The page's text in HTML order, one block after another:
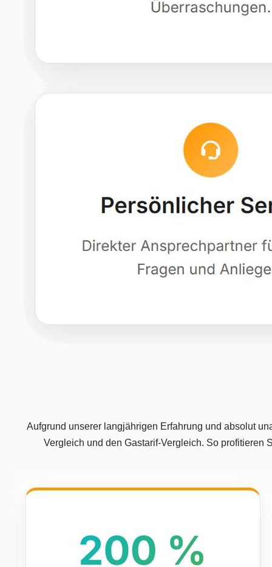
Aufgrund unserer langjährigen Erfahrung und absolut
Vergleich und den Gastarif-Vergleich. So profitieren